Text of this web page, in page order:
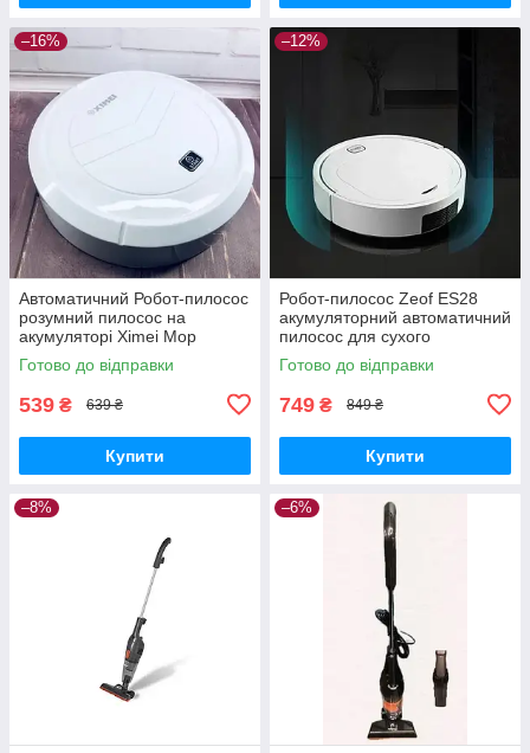
–16%
Автоматичний Робот-пилосос
розумний пилосос на
акумуляторі Ximei Mop
Готово до відправки
539 ₴ 639 ₴
Купити
–12%
Робот-пилосос Zeof ES28
акумуляторний автоматичний
пилосос для сухого
прибирання
Готово до відправки
749 ₴ 849 ₴
Купити
–8% –6%